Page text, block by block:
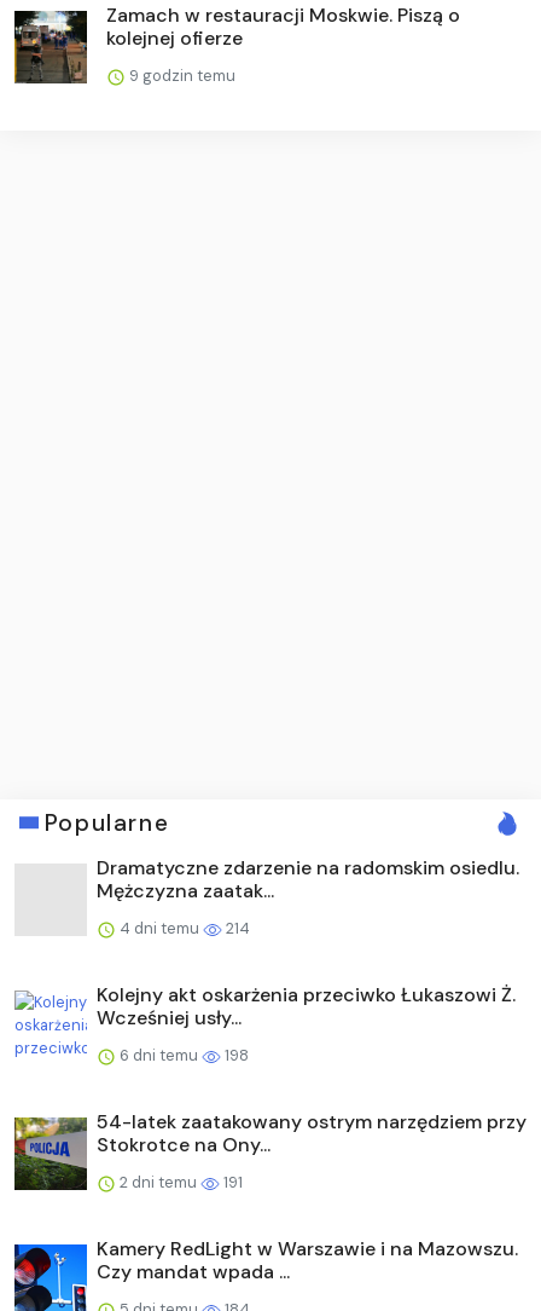
Zamach w restauracji Moskwie. Piszą o
kolejnej ofierze
9 godzin temu
Popularne
Dramatyczne zdarzenie na radomskim osiedlu.
Mężczyzna zaatak...
4 dni temu 214
Kolejny akt oskarżenia przeciwko Łukaszowi Ż.
Wcześniej usły...
6 dni temu 198
54-latek zaatakowany ostrym narzędziem przy
Stokrotce na Ony...
2 dni temu 191
Kamery RedLight w Warszawie i na Mazowszu.
Czy mandat wpada ...